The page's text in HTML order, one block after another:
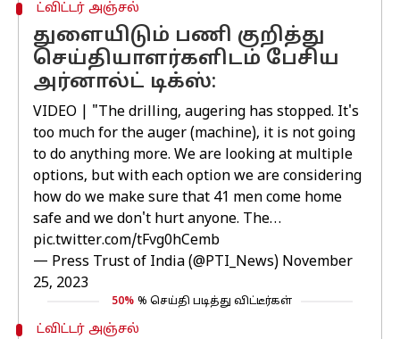
ட்விட்டர் அஞ்சல்
துளையிடும் பணி குறித்து
செய்தியாளர்களிடம் பேசிய
அர்னால்ட் டிக்ஸ்:
VIDEO | "The drilling, augering has stopped. It's
too much for the auger (machine), it is not going
to do anything more. We are looking at multiple
options, but with each option we are considering
how do we make sure that 41 men come home
safe and we don't hurt anyone. The…
pic.twitter.com/tFvg0hCemb
— Press Trust of India (@PTI_News) November
25, 2023
50% % செய்தி படித்து விட்டீர்கள்
ட்விட்டர் அஞ்சல்